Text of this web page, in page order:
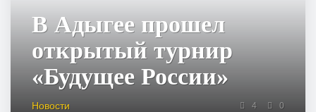
В Адыгее прошел
открытый турнир
«Будущее России»
Новости 4 0